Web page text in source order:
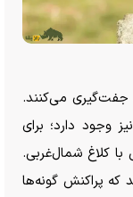
جفت‌گیری می‌کنند.
وجود دارد؛ برای
با کلاغ شمال‌غربی.
که پراکنش گونه‌ها